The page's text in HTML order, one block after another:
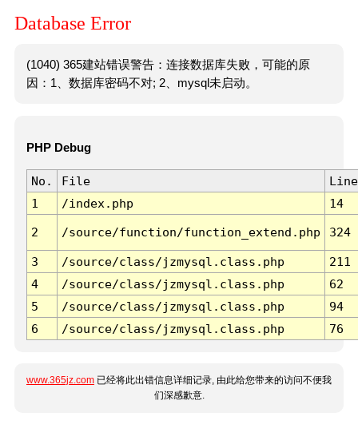
Database Error
(1040) 365建站错误警告：连接数据库失败，可能的原
因：1、数据库密码不对; 2、mysql未启动。
PHP Debug
No. File
Line
1
/index.php 14
2 /source/function/function_extend.php 324
3 /source/class/jzmysql.class.php
211
4
/source/class/jzmysql.class.php
62
5
/source/class/jzmysql.class.php
94
6
/source/class/jzmysql.class.php 76
www.365jz.com 已经将此出错信息详细记录, 由此给您带来的访问不便我
们深感歉意.